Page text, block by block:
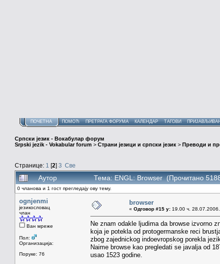
ПОЧЕТНА ПОМОЋ ПРЕТРАГА ФОРУМА КАЛЕНДАР ТАГОВИ
Српски језик - Вокабулар форум
Srpski jezik - Vokabular forum > Страни језици и српски језик > Преводи и
Странице: 1 [2] 3 Све
Аутор Тема: ENGL: Browser (Прочитано
0 чланова и 1 гост прегледају ову тему.
ognjenmi
језикословац
члан
Ван мреже
Пол:
Организација:
Поруке: 76
browser
« Одговор #15 у: 19.00 ч.
Ne znam odakle ljudima da browse izvorno
koja je potekla od protogermanske reci
zbog zajednickog indoevropskog porekla
Naime browse kao pregledati se javalja od
usao 1523 godine.